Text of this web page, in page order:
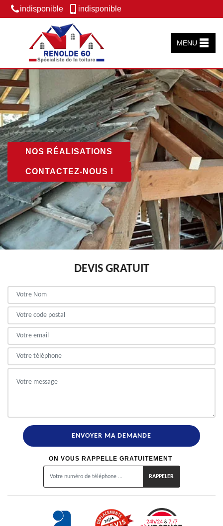
indisponible indisponible
MENU
NOS RÉALISATIONS
CONTACTEZ-NOUS !
DEVIS GRATUIT
ON VOUS RAPPELLE GRATUITEMENT